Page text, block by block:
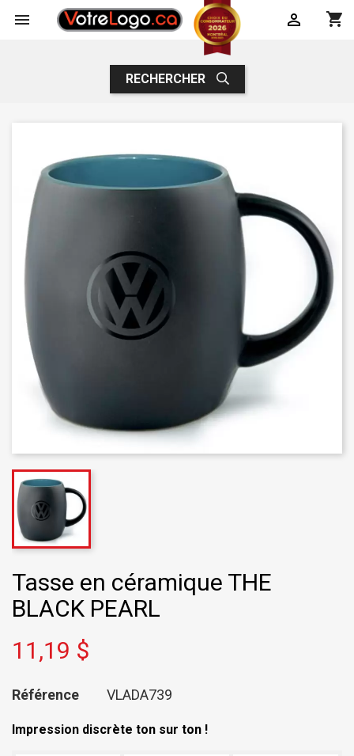
 shopping_cart

RECHERCHER
Tasse en céramique THE
BLACK PEARL
11,19 $
Référence VLADA739
Impression discrète ton sur ton !